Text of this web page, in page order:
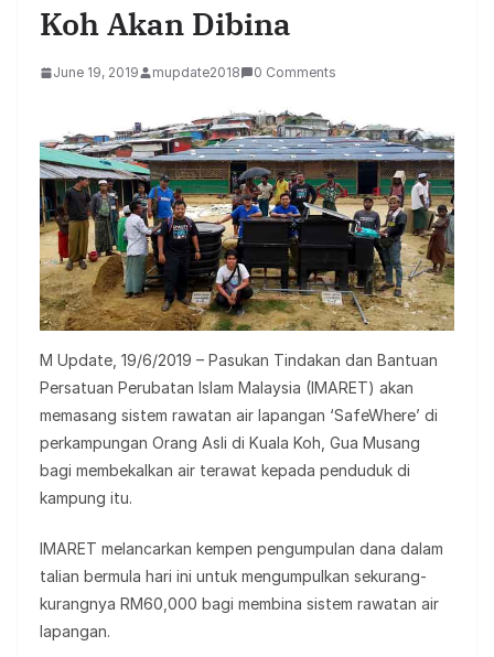
Koh Akan Dibina
June 19, 2019 mupdate2018 0 Comments
M Update, 19/6/2019 – Pasukan Tindakan dan Bantuan
Persatuan Perubatan Islam Malaysia (IMARET) akan
memasang sistem rawatan air lapangan ‘SafeWhere’ di
perkampungan Orang Asli di Kuala Koh, Gua Musang
bagi membekalkan air terawat kepada penduduk di
kampung itu.
IMARET melancarkan kempen pengumpulan dana dalam
talian bermula hari ini untuk mengumpulkan sekurang-
kurangnya RM60,000 bagi membina sistem rawatan air
lapangan.